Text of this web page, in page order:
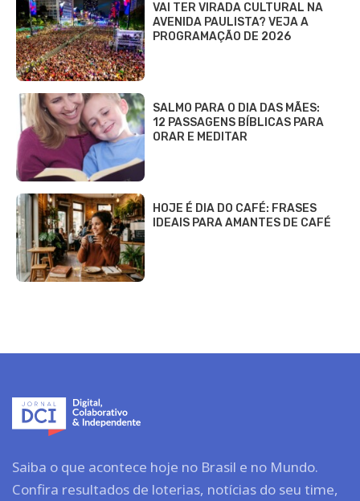
VAI TER VIRADA CULTURAL NA
AVENIDA PAULISTA? VEJA A
PROGRAMAÇÃO DE 2026
SALMO PARA O DIA DAS MÃES:
12 PASSAGENS BÍBLICAS PARA
ORAR E MEDITAR
HOJE É DIA DO CAFÉ: FRASES
IDEAIS PARA AMANTES DE CAFÉ
Saiba o que acontece hoje no Brasil e no Mundo.
Confira resultados de loterias, notícias do seu time,